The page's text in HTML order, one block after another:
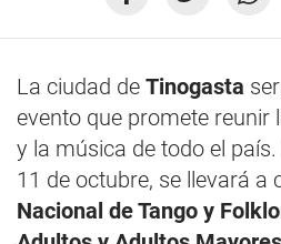
La ciudad de Tinogasta
evento que promete reunir
y la música de todo el
11 de octubre, se llevará a
Nacional de Tango y